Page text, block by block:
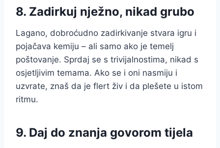
8. Zadirkuj nježno, nikad grubo
Lagano, dobroćudno zadirkivanje stvara igru i
pojačava kemiju – ali samo ako je temelj
poštovanje. Sprdaj se s trivijalnostima, nikad s
osjetljivim temama. Ako se i oni nasmiju i
uzvrate, znaš da je flert živ i da plešete u istom
ritmu.
9. Daj do znanja govorom tijela